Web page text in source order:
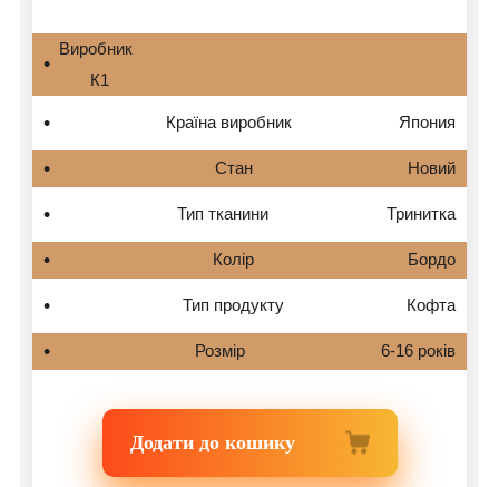
Виробник
К1
Країна виробник Япония
Стан Новий
Тип тканини Тринитка
Колір Бордо
Тип продукту Кофта
Розмір 6-16 років
Додати до кошику